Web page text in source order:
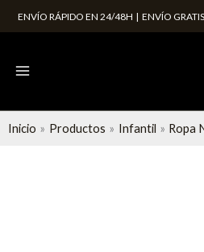
ENVÍO RÁPIDO EN 24/48H | ENVÍO
Inicio Productos Infantil Ropa